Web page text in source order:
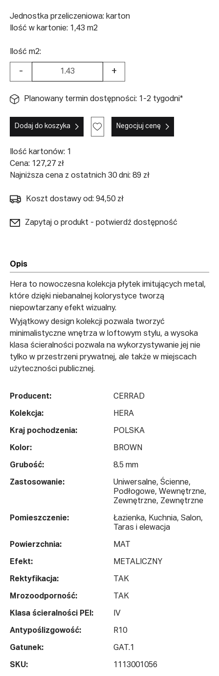
Jednostka przeliczeniowa: karton
Ilość w kartonie: 1,43 m2
Ilość m2:
- +
Planowany termin dostępności: 1-2 tygodni*
Dodaj do koszyka Negocjuj cenę
Ilość kartonów: 1
Cena: 127,27 zł
Najniższa cena z ostatnich 30 dni: 89 zł
Koszt dostawy od: 94,50 zł
Zapytaj o produkt - potwierdź dostępność
Opis
Hera to nowoczesna kolekcja płytek imitujących metal,
które dzięki niebanalnej kolorystyce tworzą
niepowtarzany efekt wizualny.
Wyjątkowy design kolekcji pozwala tworzyć
minimalistyczne wnętrza w loftowym stylu, a wysoka
klasa ścieralności pozwala na wykorzystywanie jej nie
tylko w przestrzeni prywatnej, ale także w miejscach
użyteczności publicznej.
Producent: CERRAD
Kolekcja: HERA
Kraj pochodzenia: POLSKA
Kolor: BROWN
Grubość: 8.5 mm
Zastosowanie:
Uniwersalne, Ścienne,
Podłogowe, Wewnętrzne,
Zewnętrzne, Zewnętrzne
Pomieszczenie:
Łazienka, Kuchnia, Salon,
Taras i elewacja
Powierzchnia: MAT
Efekt: METALICZNY
Rektyfikacja: TAK
Mrozoodporność: TAK
Klasa ścieralności PEI: IV
Antypoślizgowość: R10
Gatunek: GAT.1
SKU: 1113001056